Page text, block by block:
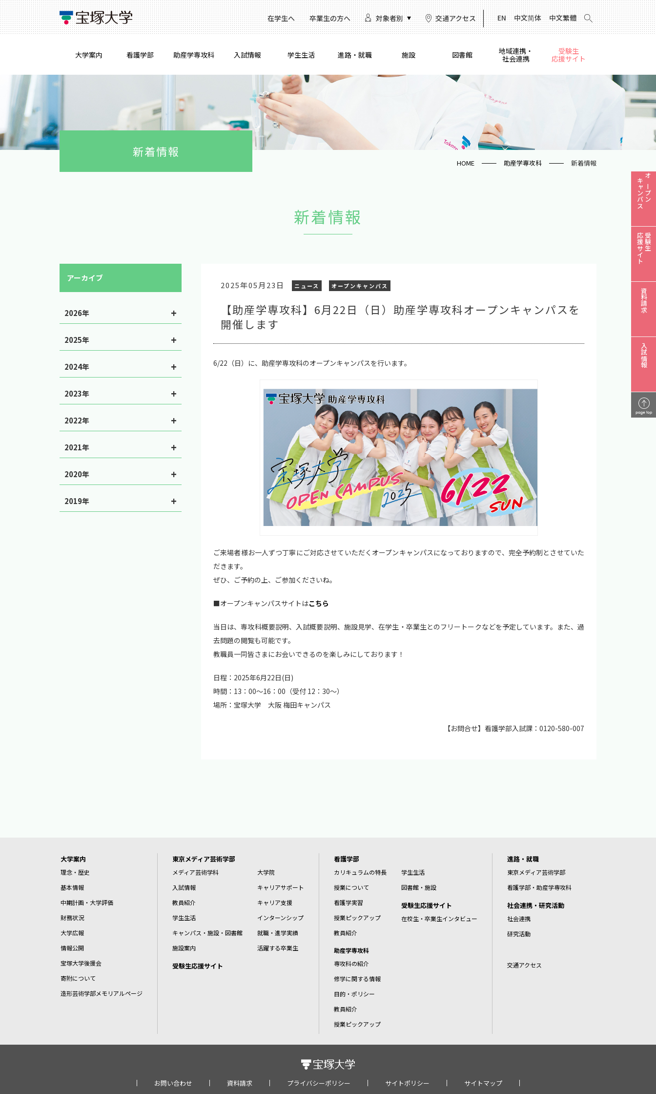
在学生へ 卒業生の方へ 対象者別 交通アクセス EN 中文简体 中文繁體
大学案内 看護学部 助産学専攻科 入試情報 学生生活 進路・就職 施設 図書館
地域連携・
社会連携
受験生
応援サイト
オープン
キャンパス
受験生
応援サイト
資料請求
入試情報
page top
新着情報
HOME 助産学専攻科 新着情報
新着情報
2025年05月23日 ニュース オープンキャンパス
【助産学専攻科】6月22日（日）助産学専攻科オープンキャンパスを
開催します
6/22（日）に、助産学専攻科のオープンキャンパスを行います。
ご来場者様お一人ずつ丁寧にご対応させていただくオープンキャンパスになっておりますので、完全予約制とさせていた
だきます。
ぜひ、ご予約の上、ご参加くださいね。
■オープンキャンパスサイトはこちら
当日は、専攻科概要説明、入試概要説明、施設見学、在学生・卒業生とのフリートークなどを予定しています。また、過
去問題の閲覧も可能です。
教職員一同皆さまにお会いできるのを楽しみにしております！
日程：2025年6月22日(日)
時間：13：00～16：00（受付 12：30～）
場所：宝塚大学 大阪 梅田キャンパス
【お問合せ】看護学部入試課：0120-580-007
アーカイブ
2026年
2025年
2024年
2023年
2022年
2021年
2020年
2019年
大学案内
理念・歴史
基本情報
中期計画・大学評価
財務状況
大学広報
情報公開
宝塚大学後援会
寄附について
造形芸術学部メモリアルページ
東京メディア芸術学部
メディア芸術学科
入試情報
教員紹介
学生生活
キャンパス・施設・図書館
施設案内
受験生応援サイト
大学院
キャリアサポート
キャリア支援
インターンシップ
就職・進学実績
活躍する卒業生
看護学部
カリキュラムの特長
授業について
看護学実習
授業ピックアップ
教員紹介
助産学専攻科
専攻科の紹介
修学に関する情報
目的・ポリシー
教員紹介
授業ピックアップ
学生生活
図書館・施設
受験生応援サイト
在校生・卒業生インタビュー
進路・就職
東京メディア芸術学部
看護学部・助産学専攻科
社会連携・研究活動
社会連携
研究活動
交通アクセス
お問い合わせ 資料請求 プライバシーポリシー サイトポリシー サイトマップ